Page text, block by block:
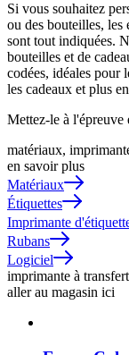
Si vous souhaitez
ou des bouteilles,
sont tout indiquées.
bouteilles et de
codées, idéales pour
les cadeaux et plus
Mettez-le à l'épreuve
matériaux,
en savoir plus
Matériaux
Étiquettes
Imprimante
Rubans
Logiciel
imprimante à
aller au magasin ici